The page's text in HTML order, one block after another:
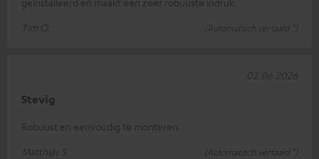
Tim O.
(Automatisch vertaald *)
Stevig
Robuust en eenvoudig te monteren.
Matthias S.
(Automatisch vertaald *)
02.06.2026